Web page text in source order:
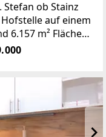
ob Stainz
auf einem
6.157 m² Fläche.
eines